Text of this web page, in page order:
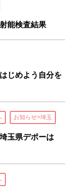
能検査結果
じめよう自分を
お知らせ>埼玉
玉県デポーは